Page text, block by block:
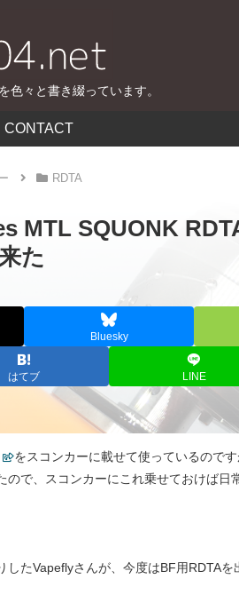
色々と書き綴っています。
CONTACT
RDTA
MTL SQUONK
た
Bluesky
はてブ LINE
をスコンカーに載せて使っているので
ので、スコンカーにこれ乗せておけば日
したVapeflyさんが、今度はBF用RDTAを